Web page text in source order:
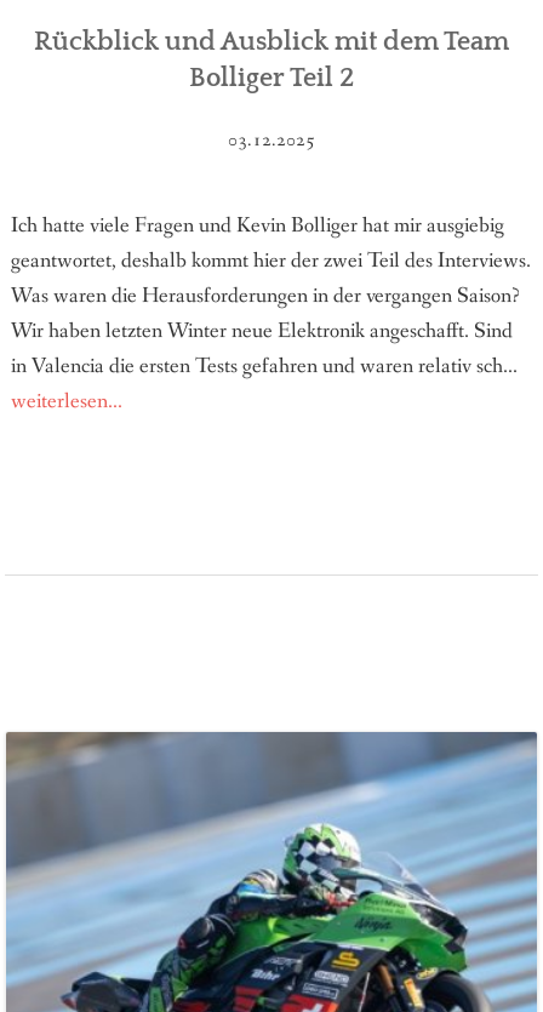
Rückblick und Ausblick mit dem Team
Bolliger Teil 2
03.12.2025
Ich hatte viele Fragen und Kevin Bolliger hat mir ausgiebig
geantwortet, deshalb kommt hier der zwei Teil des Interviews.
Was waren die Herausforderungen in der vergangen Saison?
Wir haben letzten Winter neue Elektronik angeschafft. Sind
in Valencia die ersten Tests gefahren und waren relativ sch...
weiterlesen...